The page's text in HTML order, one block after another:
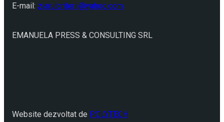
E-mail: ziarulcriterii@yahoo.com
EMANUELA PRESS & CONSULTING SRL
Website dezvoltat de POLYTECH